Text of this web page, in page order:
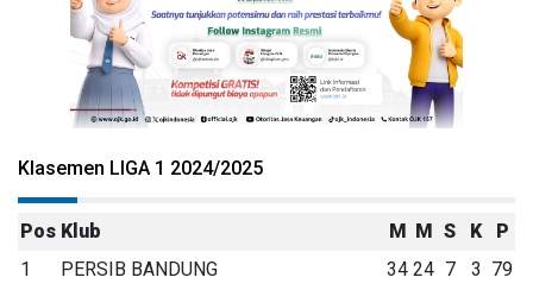
Klasemen LIGA 1 2024/2025
Pos Klub M M S K
P
1
PERSIB BANDUNG 34 24 7 3 79